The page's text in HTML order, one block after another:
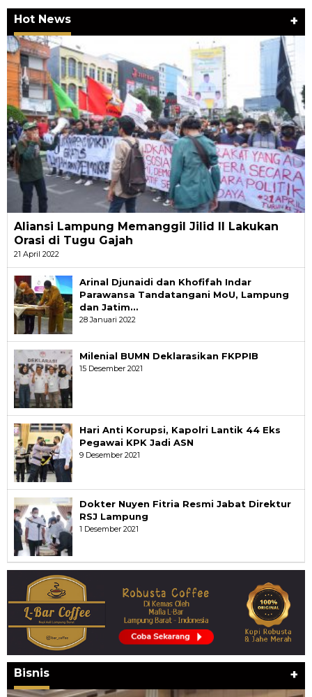
Hot News +
Aliansi Lampung Memanggil Jilid II Lakukan
Orasi di Tugu Gajah
21 April 2022
Arinal Djunaidi dan Khofifah Indar
Parawansa Tandatangani MoU, Lampung
dan Jatim…
28 Januari 2022
Milenial BUMN Deklarasikan FKPPIB
15 Desember 2021
Hari Anti Korupsi, Kapolri Lantik 44 Eks
Pegawai KPK Jadi ASN
9 Desember 2021
Dokter Nuyen Fitria Resmi Jabat Direktur
RSJ Lampung
1 Desember 2021
Bisnis +